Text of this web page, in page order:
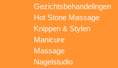
Gezichtsbehandelingen
Hot Stone Massage
Knippen & Stylen
Manicure
Massage
Nagelstudio